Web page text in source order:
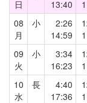
日
13:40
08
月
小
2:26
14:59
09
火
小
3:34
16:23
10
水
長
4:40
17:36